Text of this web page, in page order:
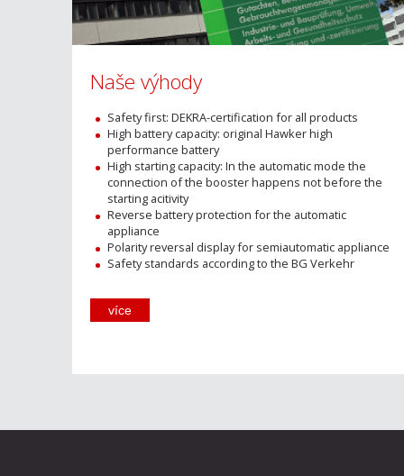
Naše výhody
Safety first: DEKRA-certification for all products
High battery capacity: original Hawker high
performance battery
High starting capacity: In the automatic mode the
connection of the booster happens not before the
starting acitivity
Reverse battery protection for the automatic
appliance
Polarity reversal display for semiautomatic appliance
Safety standards according to the BG Verkehr
více